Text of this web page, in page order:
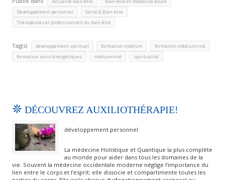
Actualité bien-être Bien-être et médecine douce
Développement personnel Santé & Bien-être
Thérapeutes et professionnels du bien-être
Tag(s) développement spirituel formation médium formation médiumnité
formation soins énergétiques médiumnité spiritualité
DÉCOUVREZ AUXILIOTHÉRAPIE!
développement personnel
La médecine Holistique et Quantique la plus complète
au monde pour aider dans tous les domaines de la
vie. Souvent la médecine occidentale moderne néglige l’importance du
lien entre le corps et l’esprit; elle dissocie et compartimente toutes les